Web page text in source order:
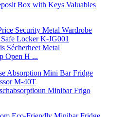
Box with Keys Valuables
Sécherheet Metal
Open H ...
Minibar Frigo